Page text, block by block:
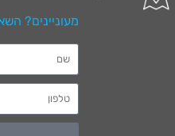
מעוניינים?